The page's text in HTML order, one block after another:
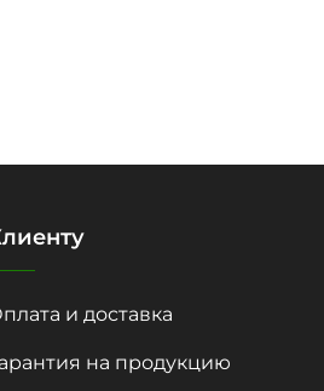
и доставка
на продукцию